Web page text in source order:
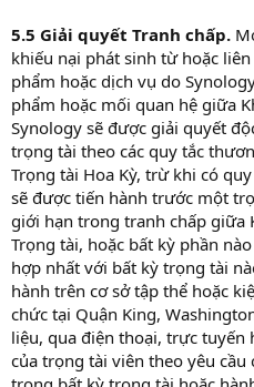
5.5 Giải quyết Tranh chấp.
khiếu nại phát sinh từ hoặc
phẩm hoặc dịch vụ do
phẩm hoặc mối quan hệ giữa
Synology sẽ được giải quyết
trọng tài theo các quy tắc
Trọng tài Hoa Kỳ, trừ khi có
sẽ được tiến hành trước một
giới hạn trong tranh chấp giữa
Trọng tài, hoặc bất kỳ phần
hợp nhất với bất kỳ trọng tài
hành trên cơ sở tập thể hoặc
chức tại Quận King,
liệu, qua điện thoại, trực
của trọng tài viên theo yêu cầu